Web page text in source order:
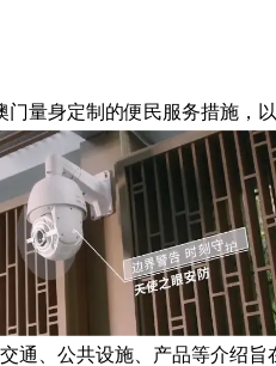
门量身定制的便民服务措施，
通、公共设施、产品等介绍